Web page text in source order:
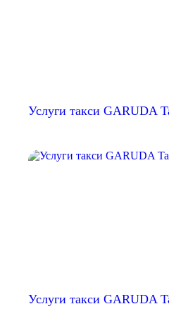
Услуги такси GARUDA
Услуги такси GARUDA